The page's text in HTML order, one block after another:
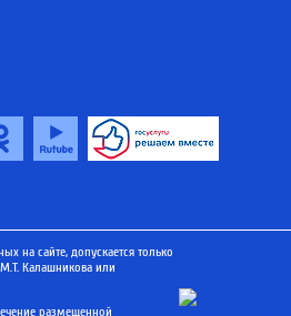
на сайте, допускается только
Калашникова или
размещенной